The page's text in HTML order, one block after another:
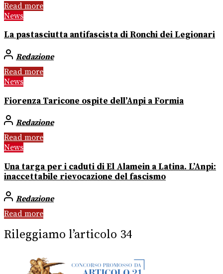
Read more
News
La pastasciutta antifascista di Ronchi dei Legionari
Redazione
Read more
News
Fiorenza Taricone ospite dell’Anpi a Formia
Redazione
Read more
News
Una targa per i caduti di El Alamein a Latina. L’Anpi:
inaccettabile rievocazione del fascismo
Redazione
Read more
Rileggiamo l’articolo 34